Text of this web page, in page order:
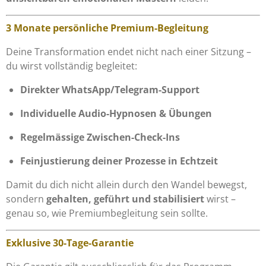
3 Monate persönliche Premium-Begleitung
Deine Transformation endet nicht nach einer Sitzung –
du wirst vollständig begleitet:
Direkter WhatsApp/Telegram-Support
Individuelle Audio-Hypnosen & Übungen
Regelmässige Zwischen-Check-Ins
Feinjustierung deiner Prozesse in Echtzeit
Damit du dich nicht allein durch den Wandel bewegst,
sondern gehalten, geführt und stabilisiertwirst –
genau so, wie Premiumbegleitung sein sollte.
Exklusive 30-Tage-Garantie